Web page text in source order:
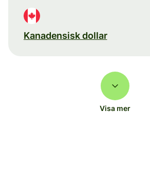
Kanadensisk dollar
Visa mer